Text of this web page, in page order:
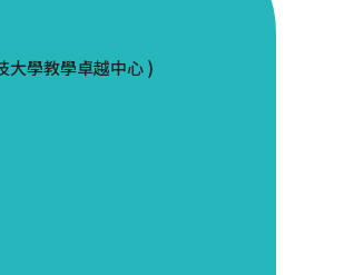
大學教學卓越中心 )